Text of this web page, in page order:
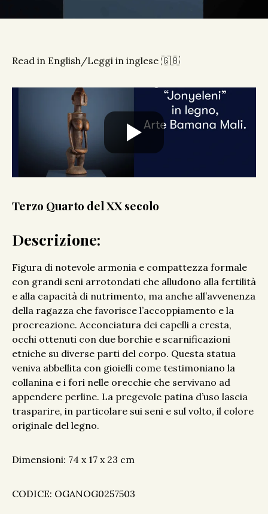
Read in English/Leggi in inglese 🇬🇧
Terzo Quarto del XX secolo
Descrizione:
Figura di notevole armonia e compattezza formale
con grandi seni arrotondati che alludono alla fertilità
e alla capacità di nutrimento, ma anche all’avvenenza
della ragazza che favorisce l’accoppiamento e la
procreazione. Acconciatura dei capelli a cresta,
occhi ottenuti con due borchie e scarnificazioni
etniche su diverse parti del corpo. Questa statua
veniva abbellita con gioielli come testimoniano la
collanina e i fori nelle orecchie che servivano ad
appendere perline. La pregevole patina d’uso lascia
trasparire, in particolare sui seni e sul volto, il colore
originale del legno.
Dimensioni: 74 x 17 x 23 cm
CODICE: OGANOG0257503